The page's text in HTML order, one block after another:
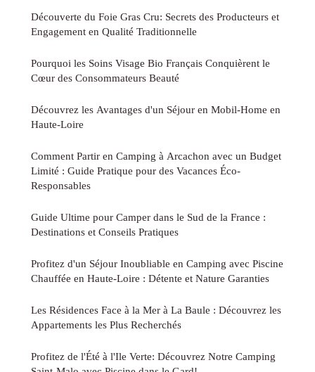
Découverte du Foie Gras Cru: Secrets des Producteurs et
Engagement en Qualité Traditionnelle
Pourquoi les Soins Visage Bio Français Conquièrent le
Cœur des Consommateurs Beauté
Découvrez les Avantages d'un Séjour en Mobil-Home en
Haute-Loire
Comment Partir en Camping à Arcachon avec un Budget
Limité : Guide Pratique pour des Vacances Éco-
Responsables
Guide Ultime pour Camper dans le Sud de la France :
Destinations et Conseils Pratiques
Profitez d'un Séjour Inoubliable en Camping avec Piscine
Chauffée en Haute-Loire : Détente et Nature Garanties
Les Résidences Face à la Mer à La Baule : Découvrez les
Appartements les Plus Recherchés
Profitez de l'Été à l'Ile Verte: Découvrez Notre Camping